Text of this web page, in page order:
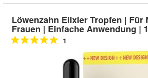
Löwenzahn Elixier Tropfen | Für
Frauen | Einfache Anwendung |
1